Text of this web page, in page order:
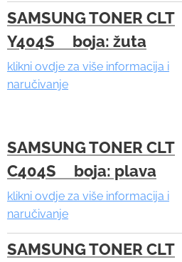
SAMSUNG TONER CLT
Y404S boja: žuta
klikni ovdje za više informacija i
naručivanje
SAMSUNG TONER CLT
C404S boja: plava
klikni ovdje za više informacija i
naručivanje
SAMSUNG TONER CLT